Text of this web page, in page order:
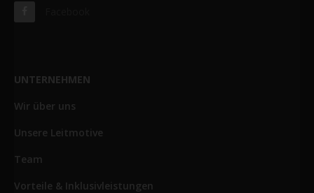
UNTERNEHMEN
Wir über uns
Unsere Leitmotive
Team
Vorteile & Inklusivleistungen